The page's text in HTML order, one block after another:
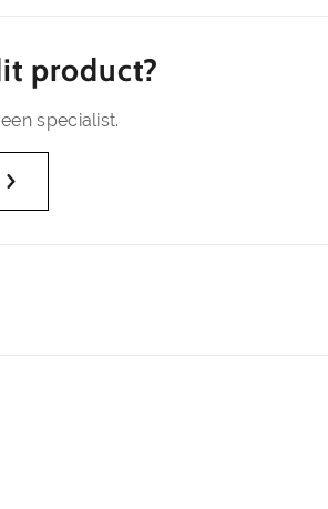
product?
specialist.